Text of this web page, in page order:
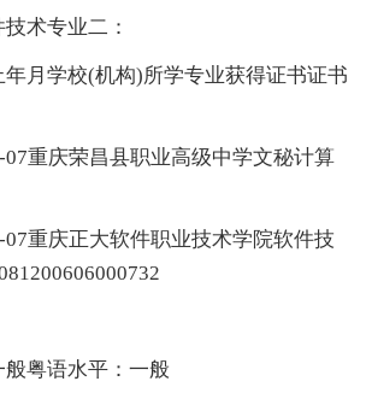
术专业二：
学校(机构)所学专业获得证书证书
重庆荣昌县职业高级中学文秘计算
重庆正大软件职业技术学院软件技
粤语水平：一般